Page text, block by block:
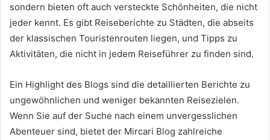
sondern bieten oft auch versteckte Schönheiten, die nicht
jeder kennt. Es gibt Reiseberichte zu Städten, die abseits
der klassischen Touristenrouten liegen, und Tipps zu
Aktivitäten, die nicht in jedem Reiseführer zu finden sind.
Ein Highlight des Blogs sind die detaillierten Berichte zu
ungewöhnlichen und weniger bekannten Reisezielen.
Wenn Sie auf der Suche nach einem unvergesslichen
Abenteuer sind, bietet der Mircari Blog zahlreiche